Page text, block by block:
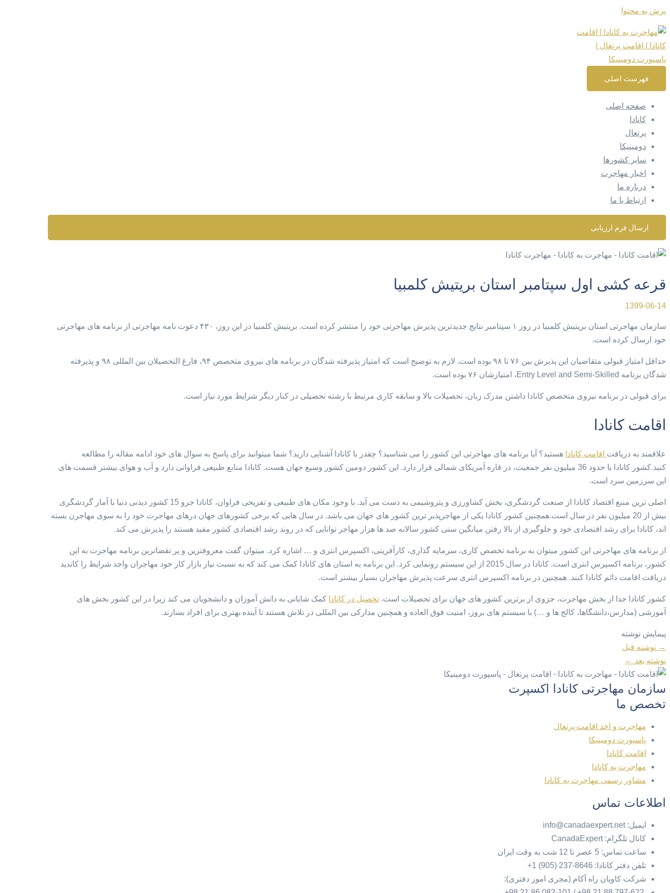
پرش به محتوا
فهرست اصلی
صفحه اصلی
کانادا
پرتغال
دومینیکا
سایر کشورها
اخبار مهاجرت
درباره ما
ارتباط با ما
ارسال فرم ارزیابی
قرعه کشی اول سپتامبر استان بریتیش کلمبیا
1399-06-14
سازمان مهاجرتی استان بریتیش کلمبیا در روز ۱ سپتامبر نتایج جدیدترین پذیرش مهاجرتی خود را منتشر کرده است. بریتیش کلمبیا در این روز، ۴۳۰ دعوت نامه مهاجرتی از برنامه های مهاجرتی
خود ارسال کرده است.
حداقل امتیاز قبولی متقاضیان این پذیرش بین ۷۶ تا ۹۸ بوده است. لازم به توضیح است که امتیاز پذیرفته شدگان در برنامه های نیروی متخصص ۹۴، فارغ التحصیلان بین المللی ۹۸ و پذیرفته
شدگان برنامه Entry Level and Semi-Skilled، امتیازشان ۷۶ بوده است.
برای قبولی در برنامه نیروی متخصص کانادا داشتن مدرک زبان، تحصیلات بالا و سابقه کاری مرتبط با رشته تحصیلی در کنار دیگر شرایط مورد نیاز است.
اقامت کانادا
علاقمند به دریافت اقامت کانادا هستید؟ آیا برنامه های مهاجرتی این کشور را می شناسید؟ چقدر با کانادا آشنایی دارید؟ شما میتوانید برای پاسخ به سوال های خود ادامه مقاله را مطالعه
کنید.کشور کانادا با حدود 36 میلیون نفر جمعیت، در قاره آمریکای شمالی قرار دارد. این کشور دومین کشور وسیع جهان هست. کانادا منابع طبیعی فراوانی دارد و آب و هوای بیشتر قسمت های
این سرزمین سرد است.
اصلی ترین منبع اقتصاد کانادا از صنعت گردشگری، بخش کشاورزی و پتروشیمی به دست می آید. با وجود مکان های طبیعی و تفریحی فراوان، کانادا جزو 15 کشور دیدنی دنیا با آمار گردشگری
بیش از 20 میلیون نفر در سال است.همچنین کشور کانادا یکی از مهاجرپذیر ترین کشور های جهان می باشد. در سال هایی که برخی کشورهای جهان درهای مهاجرت خود را به سوی مهاجرن بسته
اند، کانادا برای رشد اقتصادی خود و جلوگیری از بالا رفتن میانگین سنی کشور سالانه صد ها هزار مهاجر توانایی که در روند رشد اقتصادی کشور مفید هستند را پذیرش می کند.
از برنامه های مهاجرتی این کشور میتوان به برنامه تخصص کاری، سرمایه گذاری، کارآفرینی، اکسپرس انتری و … اشاره کرد. میتوان گفت معروفترین و پر تقضاترین برنامه مهاجرت به این
کشور، برنامه اکسپرس انتری است. کانادا در سال 2015 از این سیستم رونمایی کرد. این برنامه به استان های کانادا کمک می کند که به نسبت نیاز بازار کار خود مهاجران واجد شرایط را کاندید
دریافت اقامت دائم کانادا کنند. همچنین در برنامه اکسپرس انتری سرعت پذیرش مهاجران بسیار بیشتر است.
کشور کانادا جدا از بخش مهاجرت، جزوی از برترین کشور های جهان برای تحصیلات است. تحصیل در کانادا کمک شایانی به دانش آموزان و دانشجویان می کند زیرا در این کشور بخش های
آموزشی (مدارس،دانشگاها، کالج ها و …) با سیستم های بروز، امنیت فوق العاده و همچنین مدارکی بین المللی در تلاش هستند تا آینده بهتری برای افراد بسازند.
پیمایش نوشته
→ نوشته قبل
نوشته بعد ←
سازمان مهاجرتی کانادا اکسپرت
تخصص ما
مهاجرت و اخذ اقامت پرتغال
پاسپورت دومینیکا
اقامت کانادا
مهاجرت به کانادا
مشاور رسمی مهاجرت به کانادا
اطلاعات تماس
ایمیل: info@canadaexpert.net
کانال تلگرام: CanadaExpert
ساعت تماس: 5 عصر تا 12 شب به وقت ایران
تلفن دفتر کانادا: 8646-237 (905) 1+
شرکت کاویان راه آکام (مجری امور دفتری):